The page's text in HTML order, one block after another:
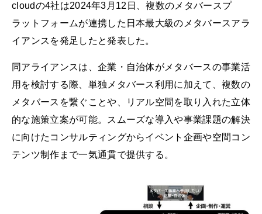
cloudの4社は2024年3月12日、複数のメタバースプ
ラットフォームが連携した日本最大級のメタバースアラ
イアンスを発足したと発表した。
同アライアンスは、企業・自治体がメタバースの事業活
用を検討する際、単独メタバース利用に加えて、複数の
メタバースを繋ぐことや、リアル空間を取り入れた立体
的な施策立案が可能。スムーズな導入や事業課題の解決
に向けたコンサルティングからイベント企画や空間コン
テンツ制作まで一気通貫で提供する。